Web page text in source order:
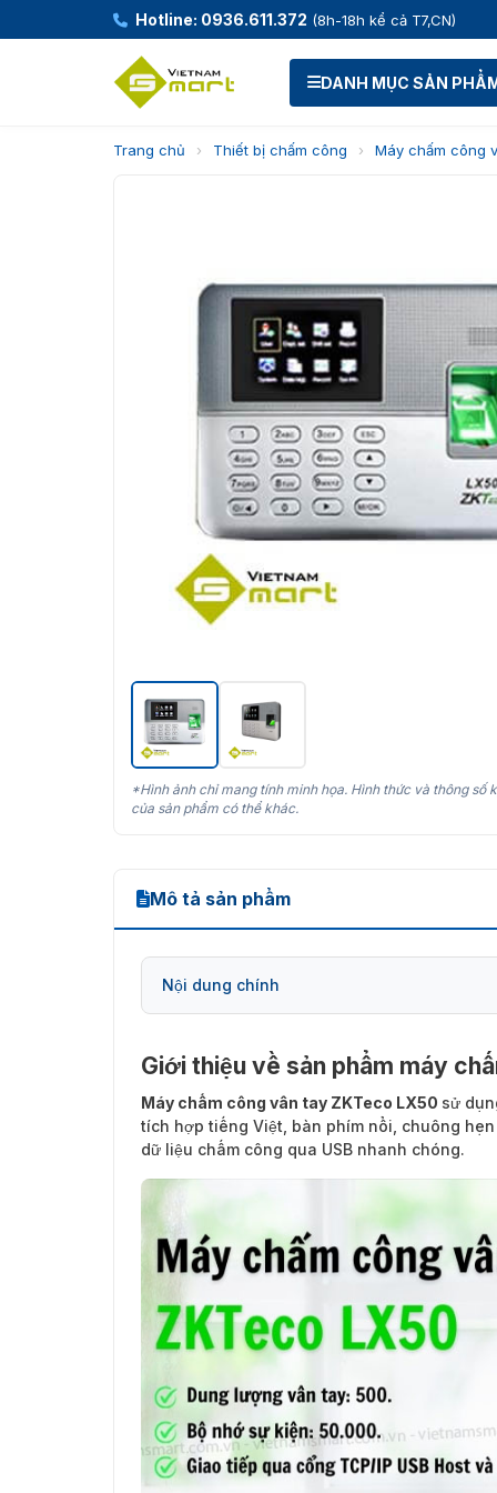
Hotline: 0936.611.372 (8h-18h kể cả T7,CN)
DANH MỤC SẢN
Trang chủ › Thiết bị chấm công › Máy chấm công
*Hình ảnh chỉ mang tính minh họa. Hình thức và thông số
của sản phẩm có thể khác.
Mô tả sản phẩm
Nội dung chính
Giới thiệu về sản phẩm máy
Máy chấm công vân tay ZKTeco LX50 sử
tích hợp tiếng Việt, bàn phím nổi, chuông
dữ liệu chấm công qua USB nhanh chóng.